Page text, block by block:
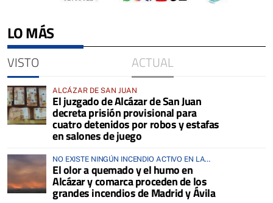
LO MÁS
VISTO ACTUAL
ALCÁZAR DE SAN JUAN
El juzgado de Alcázar de San Juan
decreta prisión provisional para
cuatro detenidos por robos y estafas
en salones de juego
NO EXISTE NINGÚN INCENDIO ACTIVO EN LA
COMARCA
El olor a quemado y el humo en
Alcázar y comarca proceden de los
grandes incendios de Madrid y Ávila